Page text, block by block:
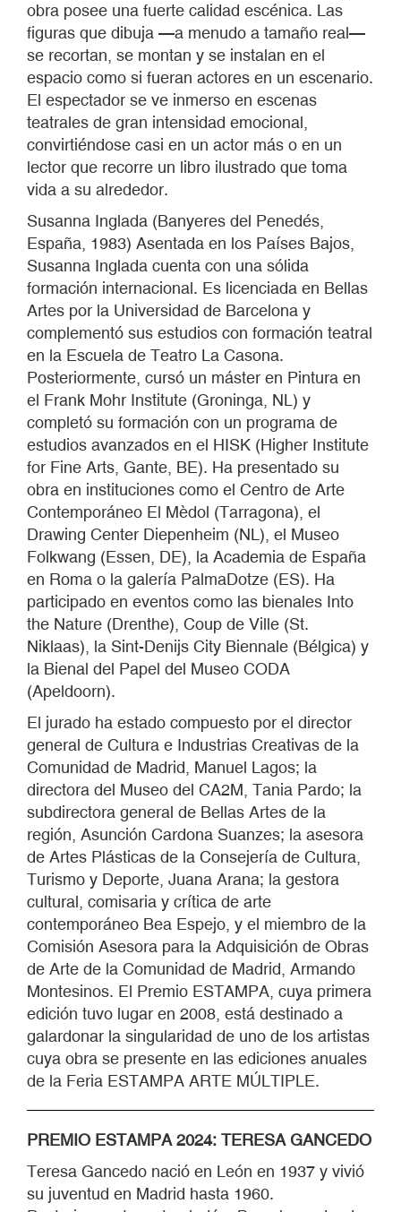
obra posee una fuerte calidad escénica. Las
figuras que dibuja —a menudo a tamaño real—
se recortan, se montan y se instalan en el
espacio como si fueran actores en un escenario.
El espectador se ve inmerso en escenas
teatrales de gran intensidad emocional,
convirtiéndose casi en un actor más o en un
lector que recorre un libro ilustrado que toma
vida a su alrededor.
Susanna Inglada (Banyeres del Penedés,
España, 1983) Asentada en los Países Bajos,
Susanna Inglada cuenta con una sólida
formación internacional. Es licenciada en Bellas
Artes por la Universidad de Barcelona y
complementó sus estudios con formación teatral
en la Escuela de Teatro La Casona.
Posteriormente, cursó un máster en Pintura en
el Frank Mohr Institute (Groninga, NL) y
completó su formación con un programa de
estudios avanzados en el HISK (Higher Institute
for Fine Arts, Gante, BE). Ha presentado su
obra en instituciones como el Centro de Arte
Contemporáneo El Mèdol (Tarragona), el
Drawing Center Diepenheim (NL), el Museo
Folkwang (Essen, DE), la Academia de España
en Roma o la galería PalmaDotze (ES). Ha
participado en eventos como las bienales Into
the Nature (Drenthe), Coup de Ville (St.
Niklaas), la Sint-Denijs City Biennale (Bélgica) y
la Bienal del Papel del Museo CODA
(Apeldoorn).
El jurado ha estado compuesto por el director
general de Cultura e Industrias Creativas de la
Comunidad de Madrid, Manuel Lagos; la
directora del Museo del CA2M, Tania Pardo; la
subdirectora general de Bellas Artes de la
región, Asunción Cardona Suanzes; la asesora
de Artes Plásticas de la Consejería de Cultura,
Turismo y Deporte, Juana Arana; la gestora
cultural, comisaria y crítica de arte
contemporáneo Bea Espejo, y el miembro de la
Comisión Asesora para la Adquisición de Obras
de Arte de la Comunidad de Madrid, Armando
Montesinos. El Premio ESTAMPA, cuya primera
edición tuvo lugar en 2008, está destinado a
galardonar la singularidad de uno de los artistas
cuya obra se presente en las ediciones anuales
de la Feria ESTAMPA ARTE MÚLTIPLE.
PREMIO ESTAMPA 2024: TERESA GANCEDO
Teresa Gancedo nació en León en 1937 y vivió
su juventud en Madrid hasta 1960.